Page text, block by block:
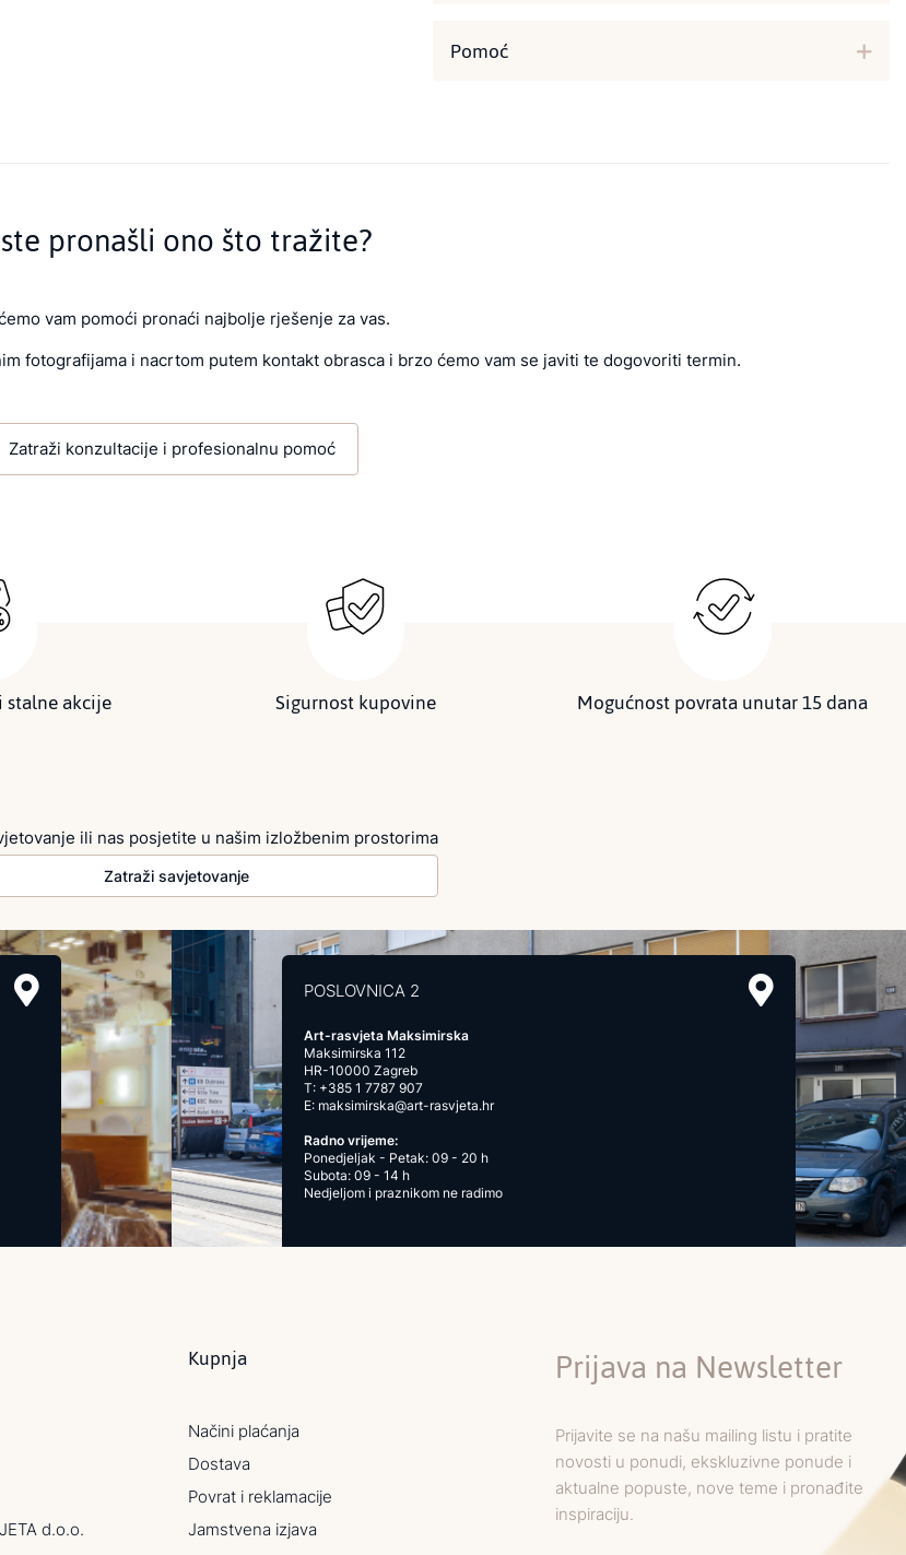
Pomoć
pronašli ono što tražite?
vam pomoći pronaći najbolje rješenje za vas.
fotografijama i nacrtom putem kontakt obrasca i brzo ćemo vam se javiti te dogovoriti termin.
Zatraži konzultacije i profesionalnu pomoć
akcije Sigurnost kupovine Mogućnost povrata unutar 15 dana
ili nas posjetite u našim izložbenim prostorima
Zatraži savjetovanje
POSLOVNICA 2
Art-rasvjeta Maksimirska
Maksimirska 112
HR-10000 Zagreb
T: +385 1 7787 907
E: maksimirska@art-rasvjeta.hr
Radno vrijeme:
Ponedjeljak - Petak: 09 - 20 h
Subota: 09 - 14 h
Nedjeljom i praznikom ne radimo
d.o.o.
Kupnja
Načini plaćanja
Dostava
Povrat i reklamacije
Jamstvena izjava
Prijava na Newsletter
Prijavite se na našu mailing listu i pratite
novosti u ponudi, ekskluzivne ponude i
aktualne popuste, nove teme i pronađite
inspiraciju.